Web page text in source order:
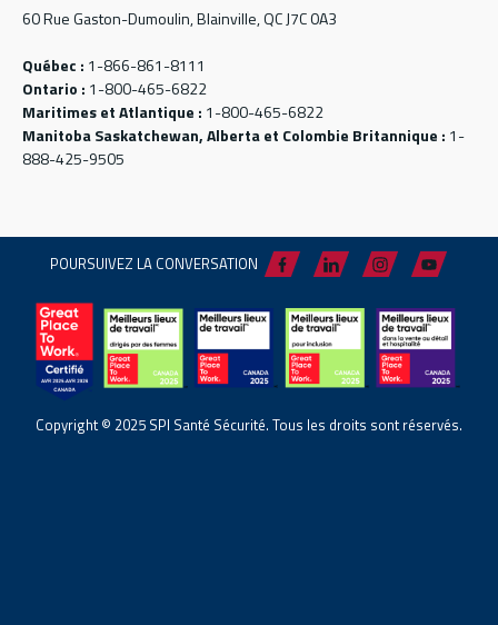
60 Rue Gaston-Dumoulin, Blainville, QC J7C 0A3
Québec : 1-866-861-8111
Ontario : 1-800-465-6822
Maritimes et Atlantique : 1-800-465-6822
Manitoba Saskatchewan, Alberta et Colombie Britannique : 1-
888-425-9505
POURSUIVEZ LA CONVERSATION
Copyright © 2025 SPI Santé Sécurité. Tous les droits sont réservés.